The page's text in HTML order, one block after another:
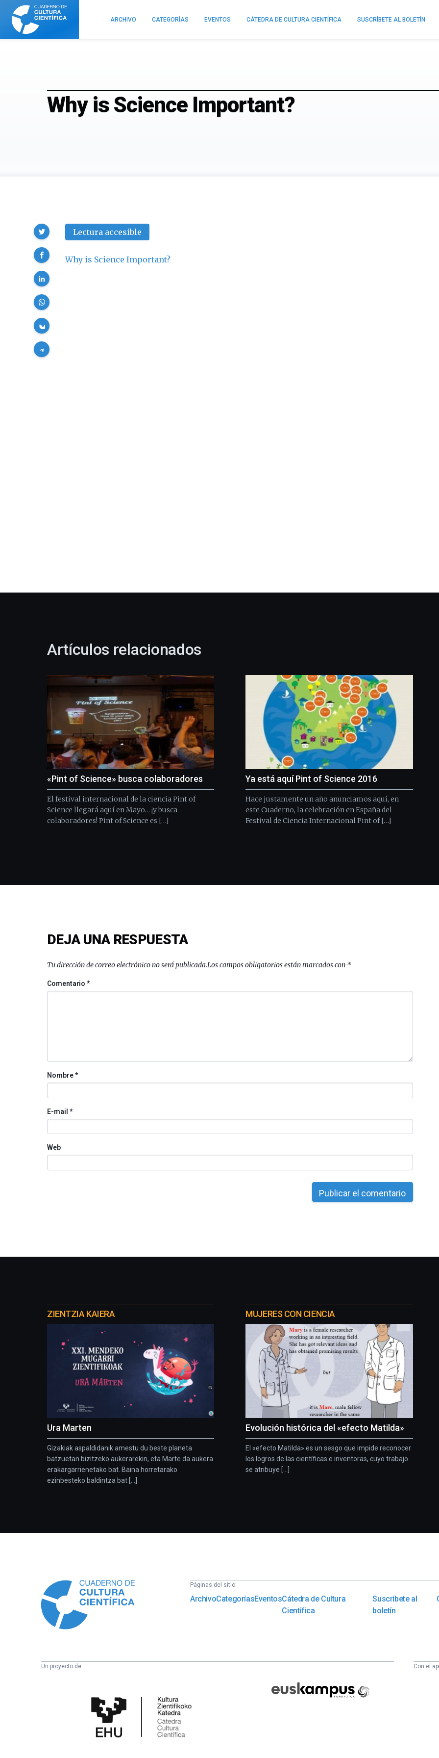
Cuaderno
Cultura
Científica
ARCHIVO CATEGORÍAS EVENTOS CÁTEDRA DE CULTURA CIENTÍFICA SUSCRÍBETE AL BOLETÍN
Why is Science Important?
Lectura accesible
Why is Science Important?
Compartir
Artículos relacionados
«Pint of Science» busca colaboradores
El festival internacional de la ciencia Pint of
Science llegará aquí en Mayo… ¡y busca
colaboradores! Pint of Science es […]
Ya está aquí Pint of Science 2016
Hace justamente un año anunciamos aquí, en
este Cuaderno, la celebración en España del
Festival de Ciencia Internacional Pint of […]
DEJA UNA RESPUESTA
Tu dirección de correo electrónico no será publicada.Los campos obligatorios están marcados con *
Comentario*
Nombre*
E-mail *
Web
proyectos
ZIENTZIA KAIERA
Ura Marten
Gizakiak aspaldidanik amestu du beste planeta
batzuetan bizitzeko aukerarekin, eta Marte da aukera
erakargarrienetako bat. Baina horretarako
ezinbesteko baldintza bat [...]
MUJERES CON CIENCIA
Evolución histórica del «efecto Matilda»
El «efecto Matilda» es un sesgo que impide reconocer
los logros de las científicas e inventoras, cuyo trabajo
se atribuye [...]
Páginas del sitio:
ArchivoCategoríasEventosCátedra de Cultura
Científica
Suscríbete al
boletín
Un proyecto de:
Científica
Fundazioa
Con el